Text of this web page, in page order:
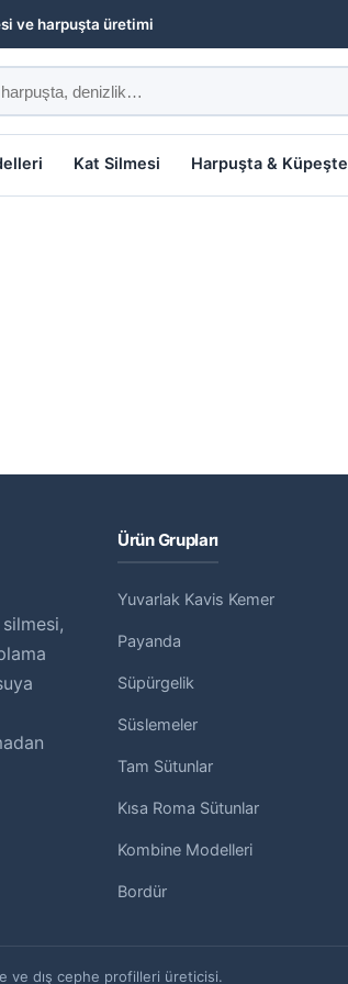
ve harpuşta üretimi
Kat Silmesi Harpuşta & Küpeşte
Ürün Grupları
Yuvarlak Kavis Kemer
Payanda
Süpürgelik
Süslemeler
Tam Sütunlar
Kısa Roma Sütunlar
Kombine Modelleri
Bordür
dış cephe profilleri üreticisi.